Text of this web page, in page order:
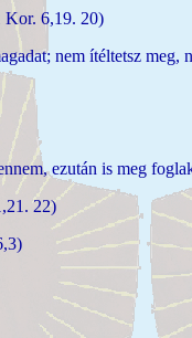
Kor. 6,19. 20)
nem ítéltetsz
ezután is meg
22)